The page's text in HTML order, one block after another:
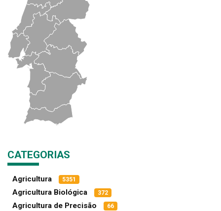
CATEGORIAS
Agricultura 5351
Agricultura Biológica 372
Agricultura de Precisão 66